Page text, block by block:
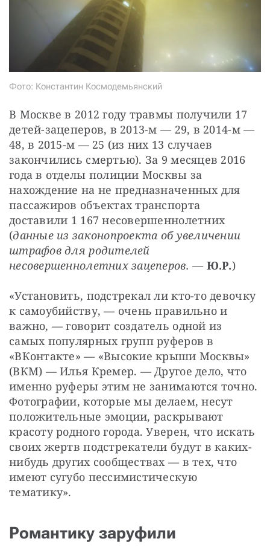
Фото: Константин Космодемьянский
В Москве в 2012 году травмы получили 17
детей-зацеперов, в 2013-м — ​29, в 2014-м —
48, в 2015-м — ​25 (из них 13 случаев
закончились смертью). За 9 месяцев 2016
года в отделы полиции Москвы за
нахождение на не предназначенных для
пассажиров объектах транспорта
доставили 1 167 несовершеннолетних
(данные из законопроекта об увеличении
штрафов для родителей
несовершеннолетних зацеперов. — Ю.Р.)
«Установить, подстрекал ли кто-то девочку
к самоубийству, — ​очень правильно и
важно, — ​говорит создатель одной из
самых популярных групп руферов в
«ВКонтакте» — ​«Высокие крыши Москвы»
(ВКМ) — ​Илья Кремер. — ​Другое дело, что
именно руферы этим не занимаются точно.
Фотографии, которые мы делаем, несут
положительные эмоции, раскрывают
красоту родного города. Уверен, что искать
своих жертв подстрекатели будут в каких-
нибудь других сообществах — ​в тех, что
имеют сугубо пессимистическую
тематику».
Романтику заруфили